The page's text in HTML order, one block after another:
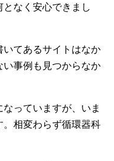
なく安心できまし
てあるサイトはなか
い事例も見つからなか
っていますが、いま
相変わらず循環器科